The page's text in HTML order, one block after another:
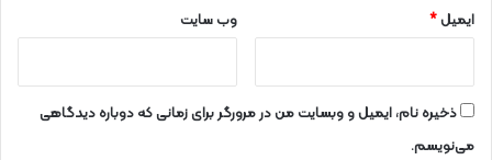
ایمیل* وب‌ سایت
ذخیره نام، ایمیل و وبسایت من در مرورگر برای زمانی که دوباره دیدگاهی
می‌نویسم.